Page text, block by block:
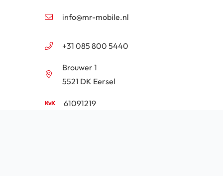
info@mr-mobile.nl
+31 085 800 5440
Brouwer 1
5521 DK Eersel
61091219